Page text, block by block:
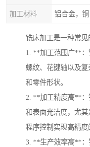
加工材料 铝合金，
铣床加工是一种常见
1. **加工范围广**：
螺纹、花键轴以及
和零件形状。
2. **加工精度高**：
和表面光洁度，尤
程序控制实现高精度
3. **生产效率高**：